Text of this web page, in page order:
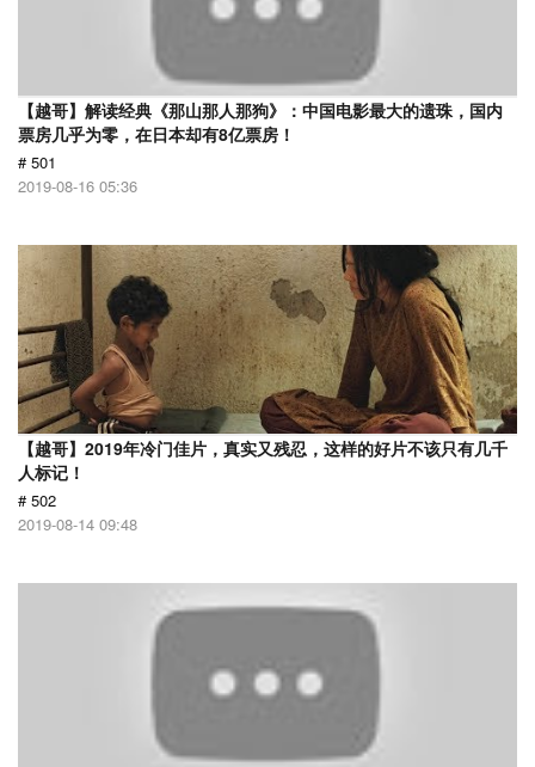
【越哥】解读经典《那山那人那狗》：中国电影最大的遗珠，国内
票房几乎为零，在日本却有8亿票房！
# 501
2019-08-16 05:36
【越哥】2019年冷门佳片，真实又残忍，这样的好片不该只有几千
人标记！
# 502
2019-08-14 09:48